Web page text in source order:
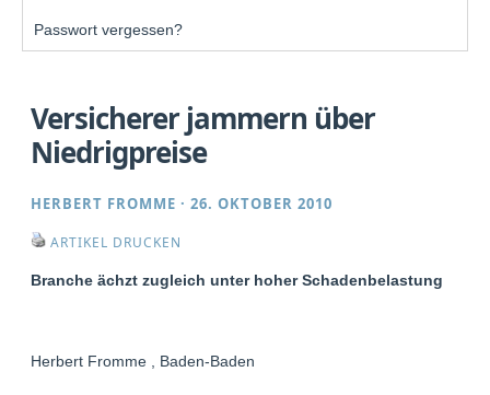
Passwort vergessen?
Versicherer jammern über
Niedrigpreise
HERBERT FROMME ·26. OKTOBER 2010
ARTIKEL DRUCKEN
Branche ächzt zugleich unter hoher Schadenbelastung
Herbert Fromme , Baden-Baden